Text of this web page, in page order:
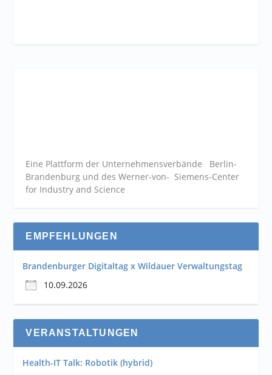
Eine Plattform der Unternehmensverbände Berlin-
Brandenburg und des Werner-von- Siemens-Center
for Industry and Science
EMPFEHLUNGEN
Brandenburger Digitaltag x Wildauer Verwaltungstag
10.09.2026
VERANSTALTUNGEN
Health-IT Talk: Robotik (hybrid)